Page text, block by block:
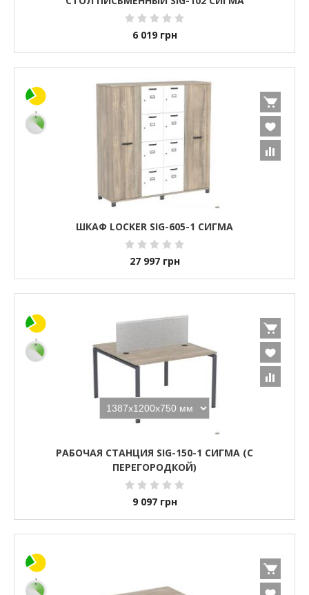
6 019 грн
ШКАФ LOCKER SIG-605-1 СИГМА
27 997 грн
РАБОЧАЯ СТАНЦИЯ SIG-150-1 СИГМА (С
ПЕРЕГОРОДКОЙ)
9 097 грн